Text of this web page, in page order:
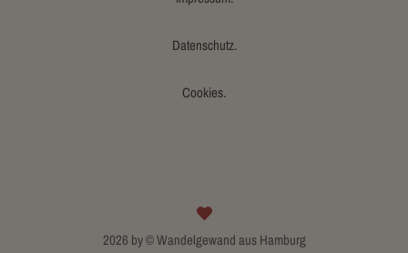
Datenschutz.
Cookies.
2026 by © Wandelgewand aus Hamburg